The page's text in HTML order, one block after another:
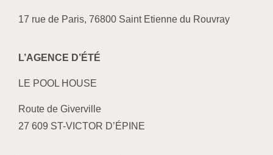
17 rue de Paris, 76800 Saint Etienne du Rouvray
L’AGENCE D’ÉTÉ
LE POOL HOUSE
Route de Giverville
27 609 ST-VICTOR D’ÉPINE